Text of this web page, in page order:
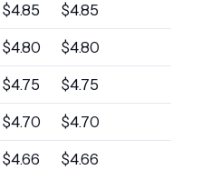
$4.85 $4.85
$4.80 $4.80
$4.75 $4.75
$4.70 $4.70
$4.66 $4.66